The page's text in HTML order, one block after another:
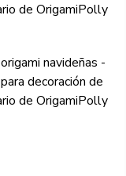
de OrigamiPolly
navideñas -
decoración de
de OrigamiPolly